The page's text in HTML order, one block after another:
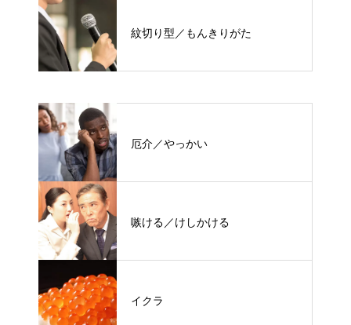
紋切り型／もんきりがた
厄介／やっかい
嗾ける／けしかける
イクラ